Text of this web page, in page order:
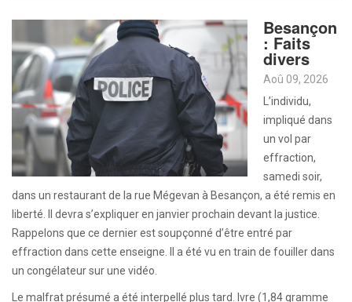
Besançon
: Faits
divers
Aoû 09, 2026
L’individu,
impliqué dans
un vol par
effraction,
samedi soir,
dans un restaurant de la rue Mégevan à Besançon, a été remis en
liberté. Il devra s’expliquer en janvier prochain devant la justice.
Rappelons que ce dernier est soupçonné d’être entré par
effraction dans cette enseigne. Il a été vu en train de fouiller dans
un congélateur sur une vidéo.
Le malfrat présumé a été interpellé plus tard. Ivre (1,84 gramme